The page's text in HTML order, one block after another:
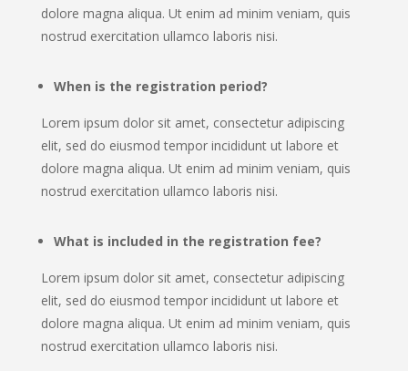
dolore magna aliqua. Ut enim ad minim veniam, quis
nostrud exercitation ullamco laboris nisi.
When is the registration period?
Lorem ipsum dolor sit amet, consectetur adipiscing
elit, sed do eiusmod tempor incididunt ut labore et
dolore magna aliqua. Ut enim ad minim veniam, quis
nostrud exercitation ullamco laboris nisi.
What is included in the registration fee?
Lorem ipsum dolor sit amet, consectetur adipiscing
elit, sed do eiusmod tempor incididunt ut labore et
dolore magna aliqua. Ut enim ad minim veniam, quis
nostrud exercitation ullamco laboris nisi.